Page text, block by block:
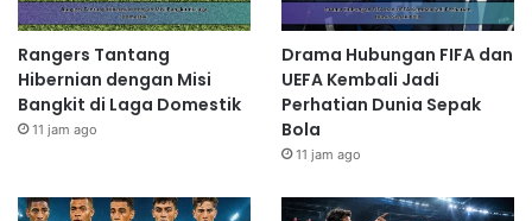
Rangers Tantang
Hibernian dengan Misi
Bangkit di Laga Domestik
11 jam ago
Drama Hubungan FIFA dan
UEFA Kembali Jadi
Perhatian Dunia Sepak
Bola
11 jam ago